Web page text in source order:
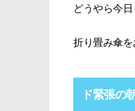
どうやら今
折り畳み傘を
ド緊張の